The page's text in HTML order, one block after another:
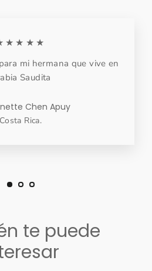
mi hermana que vive en
Saudita
Chen Apuy
Costa Rica.
te puede